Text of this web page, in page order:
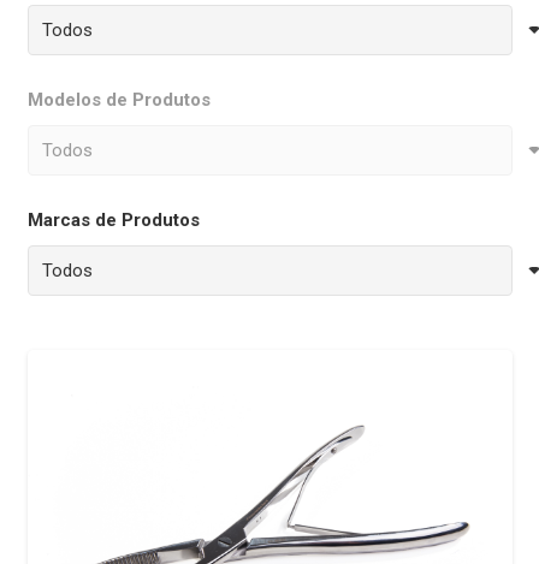
Modelos de Produtos
Marcas de Produtos